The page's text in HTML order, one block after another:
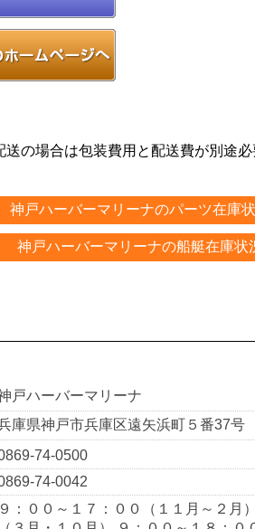
の場合は包装費用と配送費が別途
神戸ハーバーマリーナのパーツ在庫
神戸ハーバーマリーナの船艇在庫状
戸ハーバーマリーナ
庫県神戸市兵庫区遠矢浜町５番37号
74-0500
74-0042
９：００～１７：００（１１月～２月